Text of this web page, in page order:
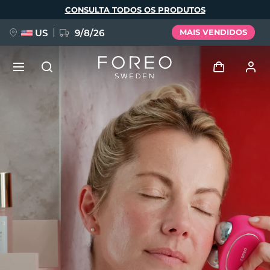
principal
CONSULTA TODOS OS PRODUTOS
US 9/8/26 MAIS VENDIDOS
Perfil de usuário
Meus aparelhos
Meus pedidos
Meus endereços
As minhas subscrições
FAQ™ Pure Beauty-Tech Elixir
BREAKING NEWS
issa™ Teeth Whitening Set
Deutsch
Español
Italiano
Português
Svenska
Русский
简体中文 繁體中文